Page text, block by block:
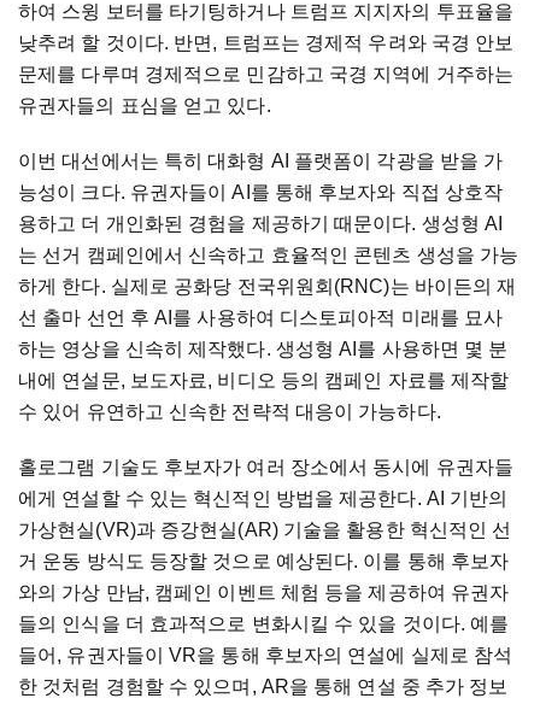
하여 스윙 보터를 타기팅하거나 트럼프 지지자의 투표율을
낮추려 할 것이다. 반면, 트럼프는 경제적 우려와 국경 안보
문제를 다루며 경제적으로 민감하고 국경 지역에 거주하는
유권자들의 표심을 얻고 있다.
이번 대선에서는 특히 대화형 AI 플랫폼이 각광을 받을 가
능성이 크다. 유권자들이 AI를 통해 후보자와 직접 상호작
용하고 더 개인화된 경험을 제공하기 때문이다. 생성형 AI
는 선거 캠페인에서 신속하고 효율적인 콘텐츠 생성을 가능
하게 한다. 실제로 공화당 전국위원회(RNC)는 바이든의 재
선 출마 선언 후 AI를 사용하여 디스토피아적 미래를 묘사
하는 영상을 신속히 제작했다. 생성형 AI를 사용하면 몇 분
내에 연설문, 보도자료, 비디오 등의 캠페인 자료를 제작할
수 있어 유연하고 신속한 전략적 대응이 가능하다.
홀로그램 기술도 후보자가 여러 장소에서 동시에 유권자들
에게 연설할 수 있는 혁신적인 방법을 제공한다. AI 기반의
가상현실(VR)과 증강현실(AR) 기술을 활용한 혁신적인 선
거 운동 방식도 등장할 것으로 예상된다. 이를 통해 후보자
와의 가상 만남, 캠페인 이벤트 체험 등을 제공하여 유권자
들의 인식을 더 효과적으로 변화시킬 수 있을 것이다. 예를
들어, 유권자들이 VR을 통해 후보자의 연설에 실제로 참석
한 것처럼 경험할 수 있으며, AR을 통해 연설 중 추가 정보